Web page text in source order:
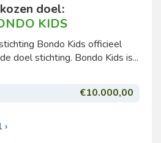
doel:
KIDS
Bondo Kids officieel
doel stichting. Bondo Kids is...
€10.000,00